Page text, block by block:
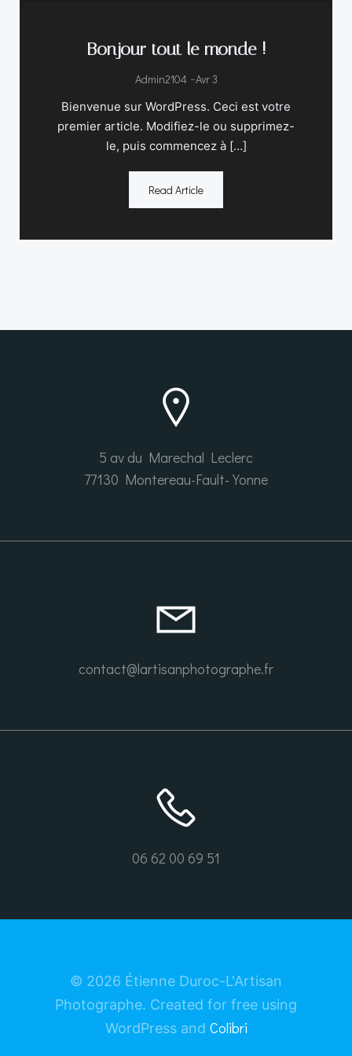
Bonjour tout le monde !
Admin2104 -Avr 3
Bienvenue sur WordPress. Ceci est votre
premier article. Modifiez-le ou supprimez-
le, puis commencez à […]
Read Article
5 av du Marechal Leclerc
77130 Montereau-Fault-Yonne
contact@lartisanphotographe.fr
06 62 00 69 51
© 2026 Étienne Duroc-L'Artisan
Photographe. Created for free using
WordPress and Colibri